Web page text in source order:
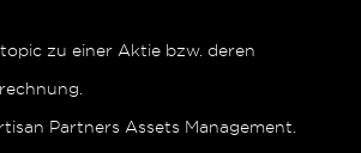
zu einer Aktie bzw. deren
Partners Assets Management.